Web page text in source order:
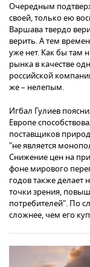
Очередным
своей, только ею
Варшава твердо
верить. А тем
уже нет. Как бы там
рынка в качестве
российской
же – нелепым.
Игбал Гулиев
Европе
поставщиков
"не является
Снижение цен на
фоне мирового
годов также
точки зрения,
потребителей". По
сложнее, чем его